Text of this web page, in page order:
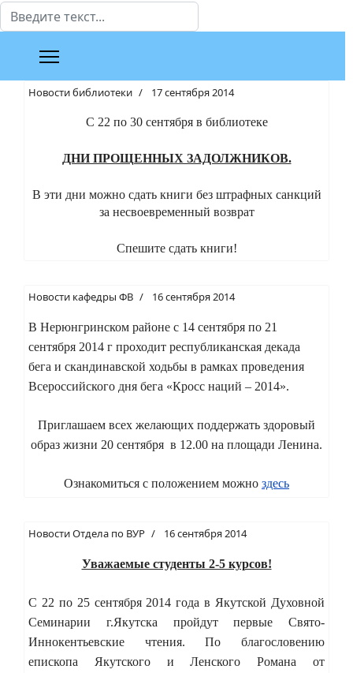
Поиск
Новости библиотеки 17 сентября 2014
С 22 по 30 сентября в библиотеке
ДНИ ПРОЩЕННЫХ ЗАДОЛЖНИКОВ.
В эти дни можно сдать книги без штрафных санкций
за несвоевременный возврат
Спешите сдать книги!
Новости кафедры ФВ 16 сентября 2014
В Нерюнгринском районе с 14 сентября по 21
сентября 2014 г проходит республиканская декада
бега и скандинавской ходьбы в рамках проведения
Всероссийского дня бега «Кросс наций – 2014».
Приглашаем всех желающих поддержать здоровый
образ жизни 20 сентября в 12.00 на площади Ленина.
Ознакомиться с положением можно здесь
Новости Отдела по ВУР 16 сентября 2014
Уважаемые студенты 2-5 курсов!
С 22 по 25 сентября 2014 года в Якутской Духовной
Семинарии г.Якутска пройдут первые Свято-
Иннокентьевские чтения. По благословению
епископа Якутского и Ленского Романа от